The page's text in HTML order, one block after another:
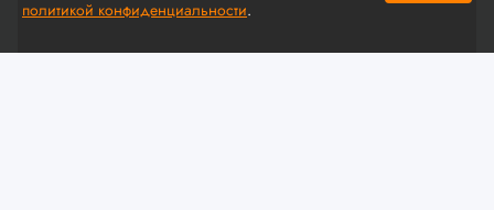
политикой конфиденциальности.